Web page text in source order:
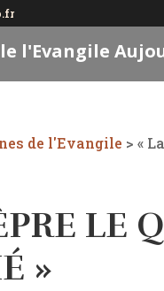
l'Evangile
de l'Evangile >«
LE
»